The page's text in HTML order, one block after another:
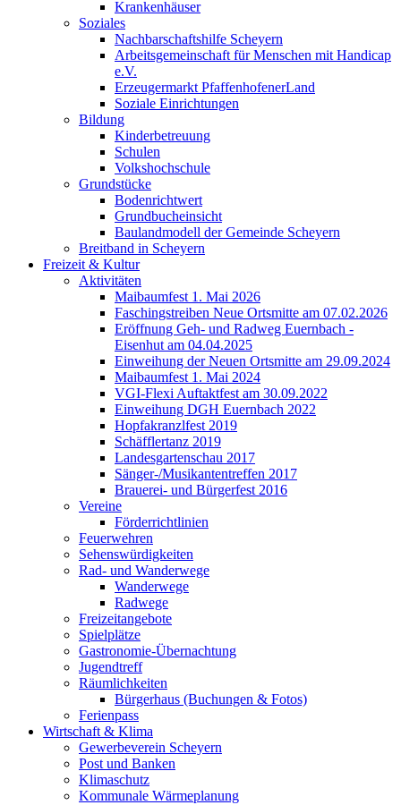
Krankenhäuser
Soziales
Nachbarschaftshilfe Scheyern
Arbeitsgemeinschaft für Menschen mit Handicap
e.V.
Erzeugermarkt PfaffenhofenerLand
Soziale Einrichtungen
Bildung
Kinderbetreuung
Schulen
Volkshochschule
Grundstücke
Bodenrichtwert
Grundbucheinsicht
Baulandmodell der Gemeinde Scheyern
Breitband in Scheyern
Freizeit & Kultur
Aktivitäten
Maibaumfest 1. Mai 2026
Faschingstreiben Neue Ortsmitte am 07.02.2026
Eröffnung Geh- und Radweg Euernbach -
Eisenhut am 04.04.2025
Einweihung der Neuen Ortsmitte am 29.09.2024
Maibaumfest 1. Mai 2024
VGI-Flexi Auftaktfest am 30.09.2022
Einweihung DGH Euernbach 2022
Hopfakranzlfest 2019
Schäfflertanz 2019
Landesgartenschau 2017
Sänger-/Musikantentreffen 2017
Brauerei- und Bürgerfest 2016
Vereine
Förderrichtlinien
Feuerwehren
Sehenswürdigkeiten
Rad- und Wanderwege
Wanderwege
Radwege
Freizeitangebote
Spielplätze
Gastronomie-Übernachtung
Jugendtreff
Räumlichkeiten
Bürgerhaus (Buchungen & Fotos)
Ferienpass
Wirtschaft & Klima
Gewerbeverein Scheyern
Post und Banken
Klimaschutz
Kommunale Wärmeplanung